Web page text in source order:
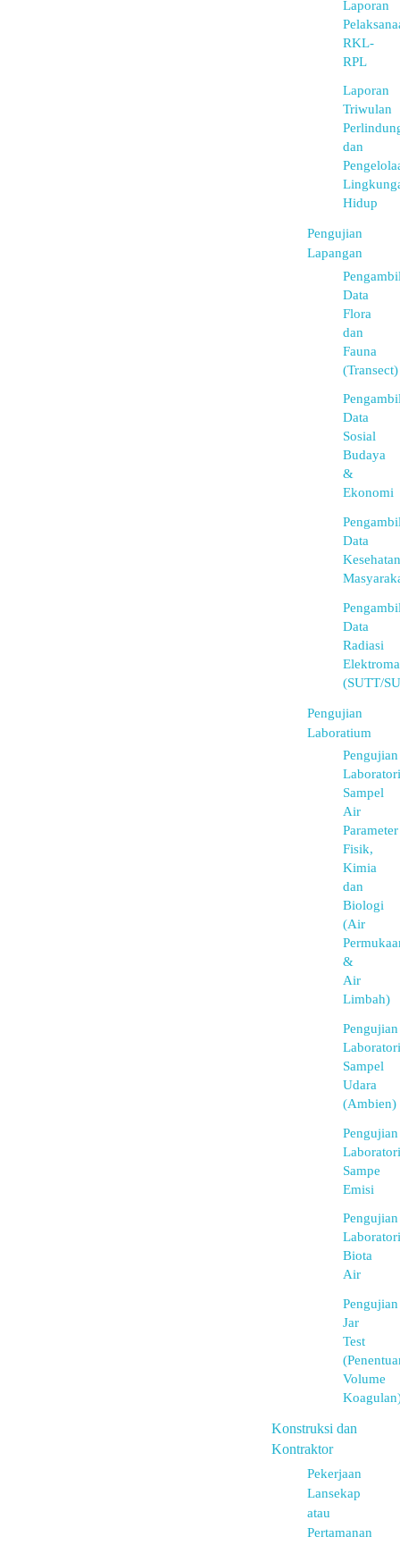
Laporan
RKL-
RPL
Laporan
Triwulan
dan
Hidup
Pengujian
Lapangan
Data
Flora
dan
Fauna
(Transect)
Data
Sosial
Budaya
&
Ekonomi
Data
Kesehatan
Data
Radiasi
(SUTT/
Pengujian
Laboratium
Pengujian
Sampel
Air
Parameter
Fisik,
Kimia
dan
Biologi
(Air
&
Air
Limbah)
Pengujian
Sampel
Udara
(Ambien)
Pengujian
Sampe
Emisi
Pengujian
Biota
Air
Pengujian
Jar
Test
Volume
Konstruksi dan
Kontraktor
Pekerjaan
Lansekap
atau
Pertamanan